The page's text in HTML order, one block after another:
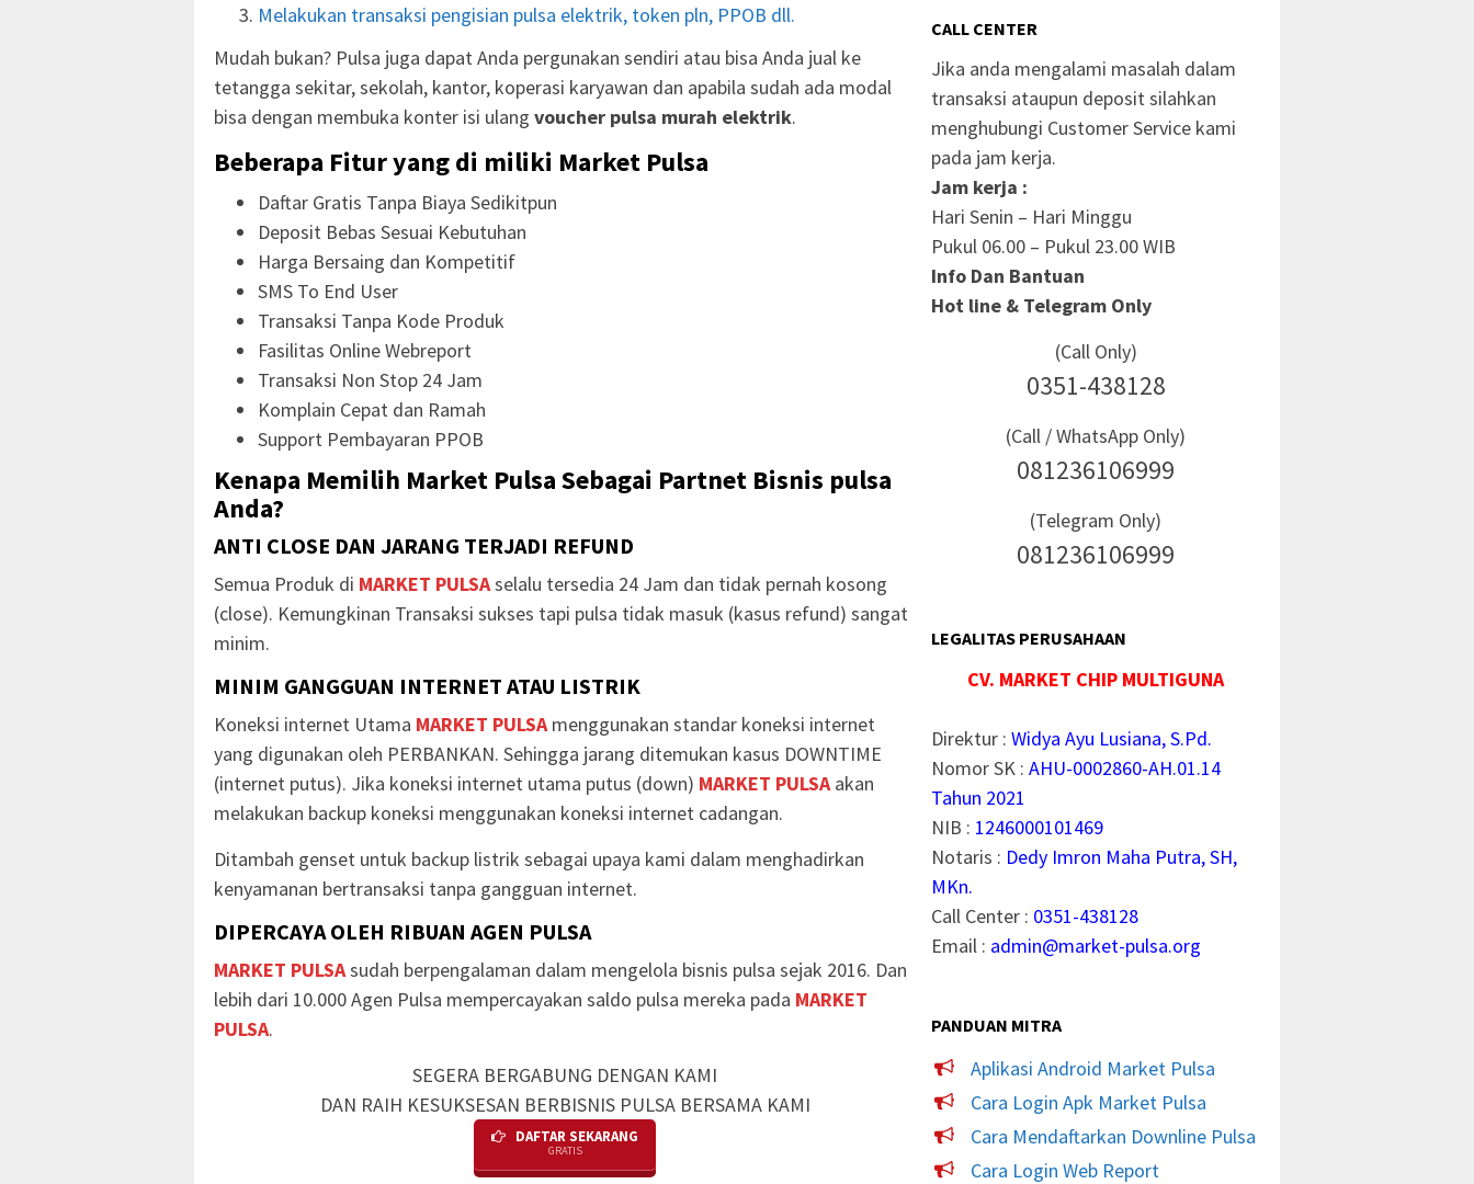
Melakukan transaksi pengisian pulsa elektrik, token pln, PPOB dll.
Mudah bukan? Pulsa juga dapat Anda pergunakan sendiri atau bisa Anda jual ke
tetangga sekitar, sekolah, kantor, koperasi karyawan dan apabila sudah ada modal
bisa dengan membuka konter isi ulang voucher pulsa murah elektrik.
Beberapa Fitur yang di miliki Market Pulsa
Daftar Gratis Tanpa Biaya Sedikitpun
Deposit Bebas Sesuai Kebutuhan
Harga Bersaing dan Kompetitif
SMS To End User
Transaksi Tanpa Kode Produk
Fasilitas Online Webreport
Transaksi Non Stop 24 Jam
Komplain Cepat dan Ramah
Support Pembayaran PPOB
Kenapa Memilih Market Pulsa Sebagai Partnet Bisnis pulsa
Anda?
ANTI CLOSE DAN JARANG TERJADI REFUND
Semua Produk di MARKET PULSAselalu tersedia 24 Jam dan tidak pernah kosong
(close). Kemungkinan Transaksi sukses tapi pulsa tidak masuk (kasus refund) sangat
minim.
MINIM GANGGUAN INTERNET ATAU LISTRIK
Koneksi internet Utama MARKET PULSAmenggunakan standar koneksi internet
yang digunakan oleh PERBANKAN. Sehingga jarang ditemukan kasus DOWNTIME
(internet putus). Jika koneksi internet utama putus (down) MARKET PULSAakan
melakukan backup koneksi menggunakan koneksi internet cadangan.
Ditambah genset untuk backup listrik sebagai upaya kami dalam menghadirkan
kenyamanan bertransaksi tanpa gangguan internet.
DIPERCAYA OLEH RIBUAN AGEN PULSA
MARKET PULSAsudah berpengalaman dalam mengelola bisnis pulsa sejak 2016. Dan
lebih dari 10.000 Agen Pulsa mempercayakan saldo pulsa mereka pada MARKET
PULSA.
SEGERA BERGABUNG DENGAN KAMI
DAN RAIH KESUKSESAN BERBISNIS PULSA BERSAMA KAMI
DAFTAR SEKARANG
GRATIS
CALL CENTER
Jika anda mengalami masalah dalam
transaksi ataupun deposit silahkan
menghubungi Customer Service kami
pada jam kerja.
Jam kerja :
Hari Senin – Hari Minggu
Pukul 06.00 – Pukul 23.00 WIB
Info Dan Bantuan
Hot line & Telegram Only
(Call Only)
0351-438128
(Call / WhatsApp Only)
081236106999
(Telegram Only)
081236106999
LEGALITAS PERUSAHAAN
CV. MARKET CHIP MULTIGUNA
Direktur :Widya Ayu Lusiana, S.Pd.
Nomor SK :AHU-0002860-AH.01.14
Tahun 2021
NIB : 1246000101469
Notaris : Dedy Imron Maha Putra, SH,
MKn.
Call Center : 0351-438128
Email : admin@market-pulsa.org
PANDUAN MITRA
Aplikasi Android Market Pulsa
Cara Login Apk Market Pulsa
Cara Mendaftarkan Downline Pulsa
Cara Login Web Report